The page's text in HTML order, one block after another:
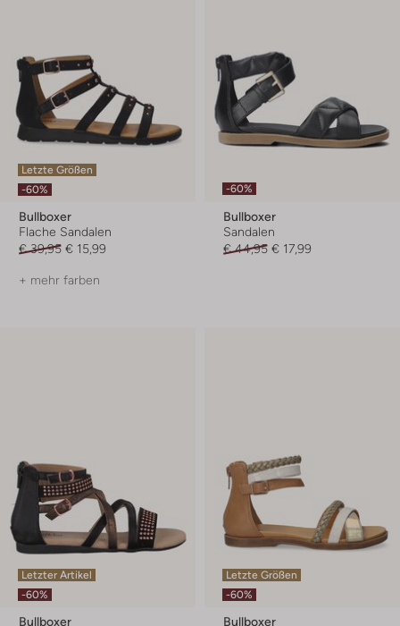
Letzte Größen
-60%
Bullboxer
Flache Sandalen
€ 39,95 € 15,99
+ mehr farben
-60%
Bullboxer
Sandalen
€ 44,95 € 17,99
Letzter Artikel
-60%
Bullboxer
Letzte Größen
-60%
Bullboxer